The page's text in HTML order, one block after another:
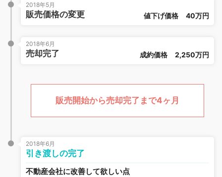
2018年5月
販売価格の変更 値下げ価格 40万円
2018年6月
売却完了 成約価格 2,250万円
販売開始から売却完了まで4ヶ月
2018年6月
引き渡しの完了
不動産会社に改善して欲しい点